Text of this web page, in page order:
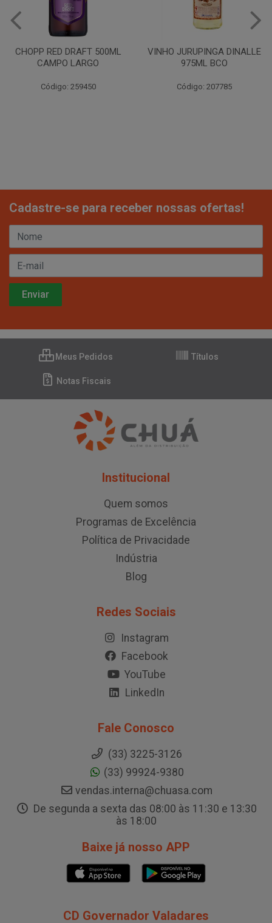
CHOPP RED DRAFT 500ML
CAMPO LARGO
Código: 259450
VINHO JURUPINGA DINALLE
975ML BCO
Código: 207785
Cadastre-se para receber nossas ofertas!
Meus Pedidos Títulos
Notas Fiscais
Institucional
Quem somos
Programas de Excelência
Política de Privacidade
Indústria
Blog
Redes Sociais
Instagram
Facebook
YouTube
LinkedIn
Fale Conosco
(33) 3225-3126
(33) 99924-9380
vendas.interna@chuasa.com
De segunda a sexta das 08:00 às 11:30 e 13:30
às 18:00
Baixe já nosso APP
CD Governador Valadares